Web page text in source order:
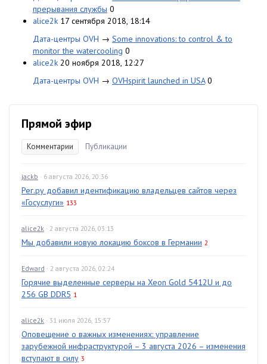
прерывания службы 0
alice2k 17 сентября 2018, 18:14
Дата-центры OVH → Some innovations: to control & to
monitor the watercooling 0
alice2k 20 ноября 2018, 12:27
Дата-центры OVH → OVHspirit launched in USA 0
Прямой эфир
Комментарии Публикации
jackb · 6 августа 2026, 20:36
Рег.ру добавил идентификацию владельцев сайтов через
«Госуслуги» 133
alice2k · 2 августа 2026, 03:13
Мы добавили новую локацию боксов в Германии 2
Edward · 2 августа 2026, 02:24
Горячие выделенные серверы на Xeon Gold 5412U и до
256 GB DDR5 1
alice2k · 31 июля 2026, 15:57
Оповещение о важных изменениях: управление
зарубежной инфраструктурой – 3 августа 2026 – изменения
вступают в силу 3